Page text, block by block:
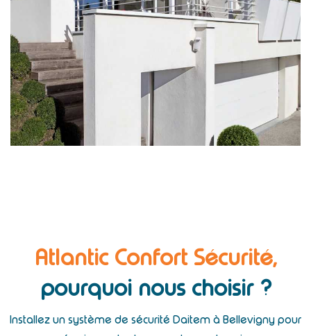
Atlantic Confort Sécurité,
pourquoi nous choisir ?
Installez un système de sécurité Daitem à Bellevigny pour